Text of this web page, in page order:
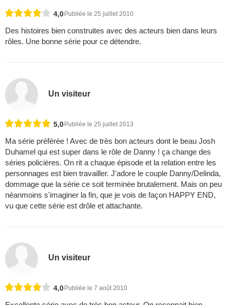
4,0 Publiée le 25 juillet 2010
Des histoires bien construites avec des acteurs bien dans leurs
rôles. Une bonne série pour ce détendre.
Un visiteur
5,0Publiée le 25 juillet 2013
Ma série préférée ! Avec de très bon acteurs dont le beau Josh
Duhamel qui est super dans le rôle de Danny ! ça change des
séries policières. On rit a chaque épisode et la relation entre les
personnages est bien travailler. J'adore le couple Danny/Delinda,
dommage que la série ce soit terminée brutalement. Mais on peu
néanmoins s'imaginer la fin, que je vois de façon HAPPY END,
vu que cette série est drôle et attachante.
Un visiteur
4,0Publiée le 7 août 2010